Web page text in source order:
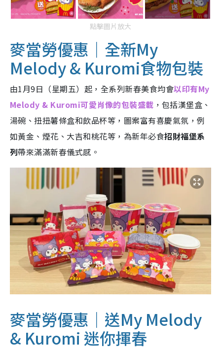
點擊圖片放大
麥當勞優惠｜全新My
Melody & Kuromi食物包裝
由1月9日（星期五）起，全系列新春美食均會以印有My
Melody & Kuromi可愛肖像的包裝盛載 ，包括漢堡盒、
湯碗、扭扭薯條盒和飲品杯等，圖案富有喜慶氣氛，例
如黃金、煙花、大吉和桃花等，為新年必食招財福堡系
列帶來滿滿新春儀式感。
麥當勞優惠｜送My Melody
& Kuromi 迷你揮春